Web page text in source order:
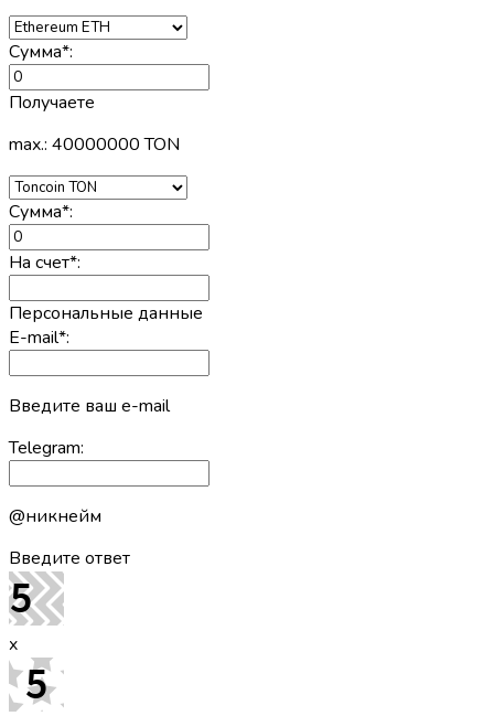
Сумма*:
Получаете
max.: 40000000 TON
Сумма*:
На счет*:
Персональные данные
E-mail*:
Введите ваш e-mail
Telegram:
@никнейм
Введите ответ
x